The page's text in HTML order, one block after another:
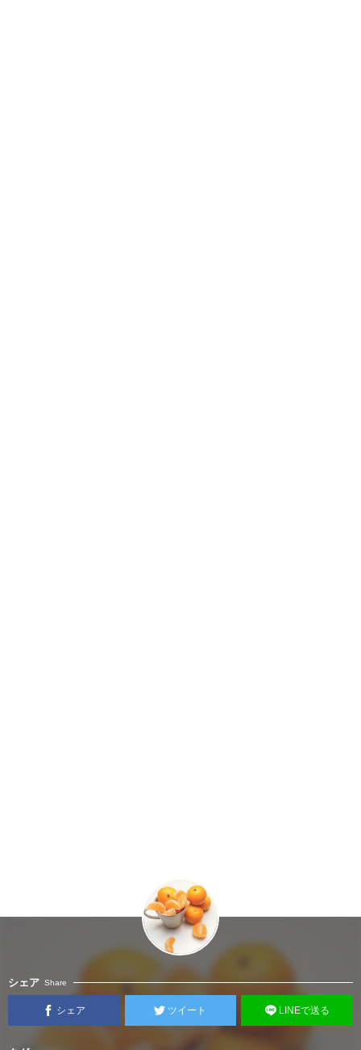
シェア Share
シェア ツイート LINEで送る